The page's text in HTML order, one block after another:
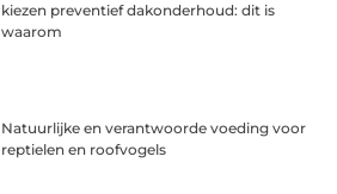
kiezen preventief dakonderhoud: dit is
waarom
Natuurlijke en verantwoorde voeding voor
reptielen en roofvogels